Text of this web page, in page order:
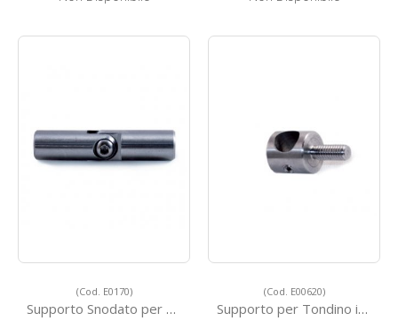
(Cod. E0170)
Supporto Snodato per Tondino in Acciaio E0170
(Cod. E00620)
Supporto per Tondino in Acciaio E00620